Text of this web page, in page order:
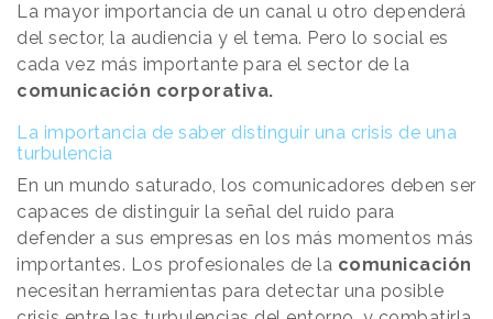
La mayor importancia de un canal u otro dependerá
del sector, la audiencia y el tema. Pero lo social es
cada vez más importante para el sector de la
comunicación corporativa.
La importancia de saber distinguir una crisis de una
turbulencia
En un mundo saturado, los comunicadores deben ser
capaces de distinguir la señal del ruido para
defender a sus empresas en los más momentos más
importantes. Los profesionales de la comunicación
necesitan herramientas para detectar una posible